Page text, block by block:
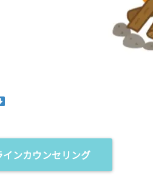
インカウンセリング